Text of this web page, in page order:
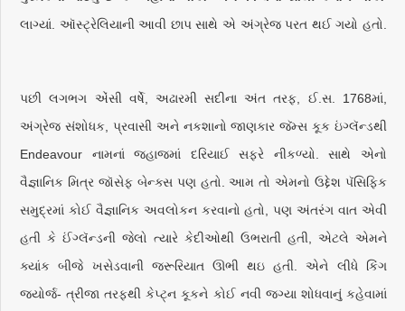
લાગ્યાં. ઑસ્ટ્રેલિયાની આવી છાપ સાથે એ અંગ્રેજ પરત થઈ ગયો હતો.
પછી લગભગ એંસી વર્ષે, અઢારમી સદીના અંત તરફ, ઈ.સ. 1768માં,
અંગ્રેજ સંશોધક, પ્રવાસી અને નકશાનો જાણકાર જૅમ્સ કૂક ઇંગ્લૅન્ડથી
Endeavour નામનાં જહાજમાં દરિયાઈ સફરે નીકળ્યો. સાથે એનો
વૈજ્ઞાનિક મિત્ર જૉસેફ બેન્ક્સ પણ હતો. આમ તો એમનો ઉદ્દેશ પૅસિફિક
સમુદ્રમાં કોઈ વૈજ્ઞાનિક અવલોકન કરવાનો હતો, પણ અંતરંગ વાત એવી
હતી કે ઈંગ્લૅન્ડની જેલો ત્યારે કેદીઓથી ઉભરાતી હતી, એટલે એમને
ક્યાંક બીજે ખસેડવાની જરૂરિયાત ઊભી થઇ હતી. એને લીધે કિંગ
જ્યોર્જ- ત્રીજા તરફથી કેપ્ટ્ન કૂકને કોઈ નવી જગ્યા શોધવાનું કહેવામાં